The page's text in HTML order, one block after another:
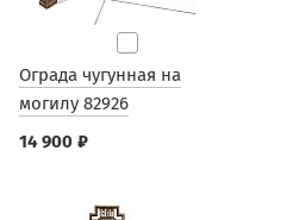
Ограда чугунная на
могилу 82926
14 900 ₽